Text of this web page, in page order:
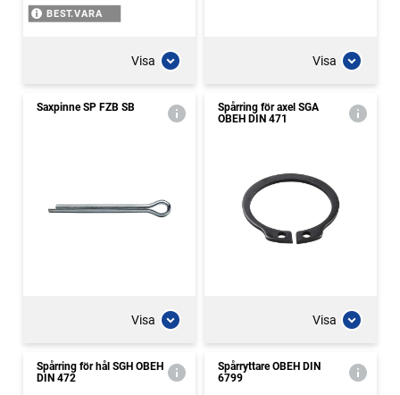
BEST.VARA
Visa Visa
Saxpinne SP FZB SB
Visa
Spårring för axel SGA
OBEH DIN 471
Visa
Spårring för hål SGH OBEH
DIN 472
Spårryttare OBEH DIN
6799